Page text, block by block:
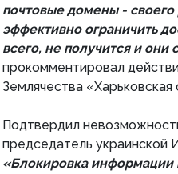
почтовые домены -
эффективно ограничить
всего, не получится и
прокомментировал
Землячества
Подтвердил
председатель украинской
«Блокировка